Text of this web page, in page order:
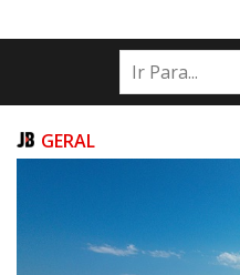
INÍCIO
NOTÍCIAS
GERAL